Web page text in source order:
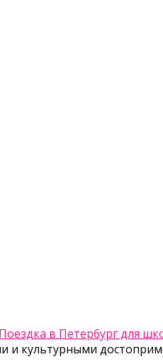
Поездка в Петербург для
и культурными